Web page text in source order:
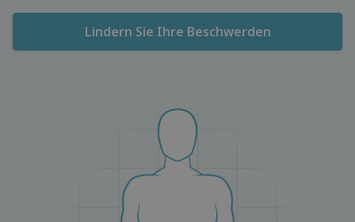
Lindern Sie Ihre Beschwerden